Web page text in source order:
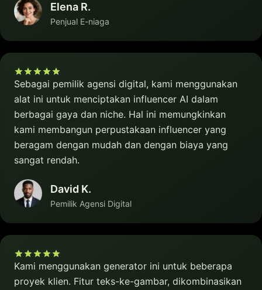
Elena R.
Penjual E-niaga
Sebagai pemilik agensi digital, kami menggunakan
alat ini untuk menciptakan influencer AI dalam
berbagai gaya dan niche. Hal ini memungkinkan
kami membangun perpustakaan influencer yang
beragam dengan mudah dan dengan biaya yang
sangat rendah.
David K.
Pemilik Agensi Digital
Kami menggunakan generator ini untuk beberapa
proyek klien. Fitur teks-ke-gambar, dikombinasikan